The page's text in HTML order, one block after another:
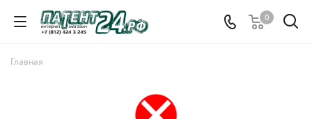
0
Главная